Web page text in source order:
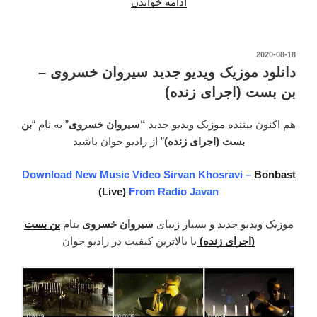
خسروی
نوشته‌شده
2020-08-18
دانلود موزیک ویدیو جدید سیروان خسروی –
بن بست (اجرای زنده)
هم اکنون بیننده موزیک ویدیو جدید “سیروان خسروی” به نام “بن
بست (اجرای زنده)” از رادیو جوان باشید
Download New Music Video Sirvan Khosravi – Bonbast
(Live) From Radio Javan
موزیک ویدیو جدید و بسیار زیبای سیروان خسروی بنامبن بست
(اجرای زنده) با بالاترین کیفیت در رادیو جوان